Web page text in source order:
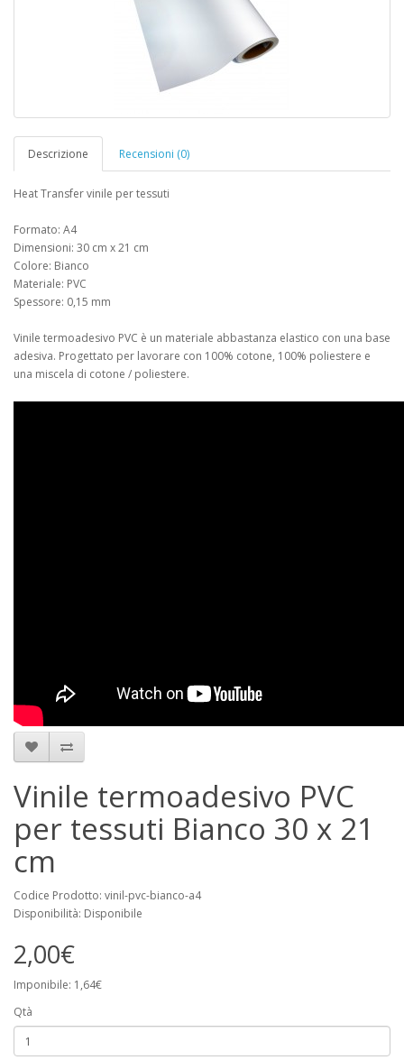
Descrizione Recensioni (0)
Heat Transfer vinile per tessuti
Formato: A4
Dimensioni: 30 cm x 21 cm
Colore: Bianco
Materiale: PVC
Spessore: 0,15 mm
Vinile termoadesivo PVC è un materiale abbastanza elastico con una base
adesiva. Progettato per lavorare con 100% cotone, 100% poliestere e
una miscela di cotone / poliestere.
Vinile termoadesivo PVC
per tessuti Bianco 30 x 21
cm
Codice Prodotto: vinil-pvc-bianco-a4
Disponibilità: Disponibile
2,00€
Imponibile: 1,64€
Qtà